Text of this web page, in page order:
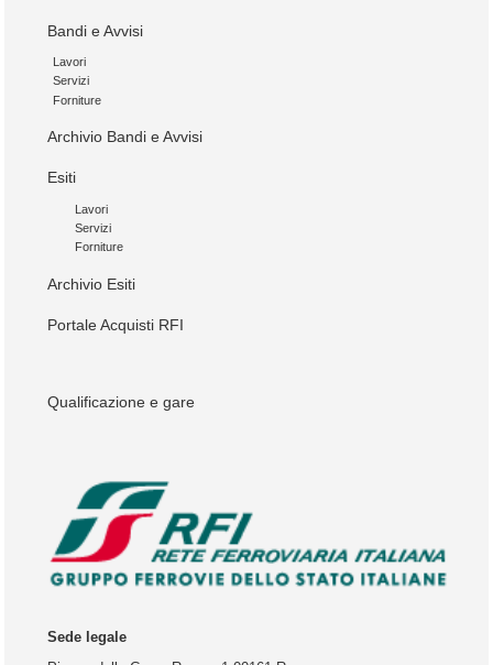
Bandi e Avvisi
Lavori
Servizi
Forniture
Archivio Bandi e Avvisi
Esiti
Lavori
Servizi
Forniture
Archivio Esiti
Portale Acquisti RFI
Qualificazione e gare
Sede legale